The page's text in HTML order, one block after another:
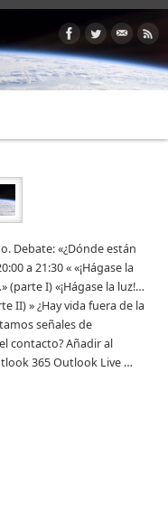
Debate: «¿Dónde están
a 21:30 « «¡Hágase la
I) «¡Hágase la luz!…
II) » ¿Hay vida fuera de la
señales de
contacto? Añadir al
365 Outlook Live …